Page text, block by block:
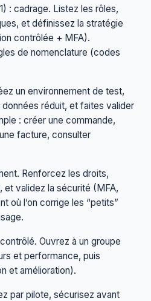
: cadrage. Listez les rôles,
et définissez la stratégie
contrôlée + MFA).
de nomenclature (codes
un environnement de test,
réduit, et faites valider
: créer une commande,
facture, consulter
Renforcez les droits,
validez la sécurité (MFA,
où l’on corrige les “petits”
Ouvrez à un groupe
et performance, puis
et amélioration).
par pilote, sécurisez avant